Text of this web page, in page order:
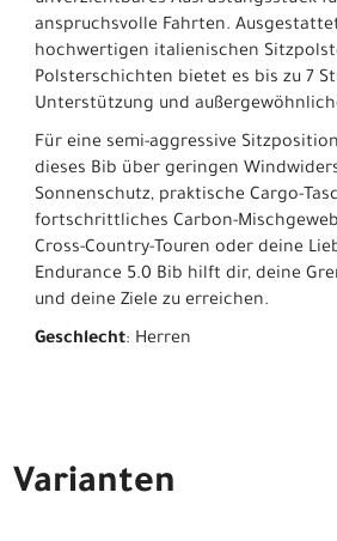
anspruchsvolle Fahrten.
hochwertigen italienischen
Polsterschichten bietet es bis zu 7
Unterstützung und
Für eine semi-aggressive
dieses Bib über geringen
Sonnenschutz, praktische Cargo-
fortschrittliches Carbon-
Cross-Country-Touren oder deine
Endurance 5.0 Bib hilft dir, deine
und deine Ziele zu erreichen.
Geschlecht: Herren
Varianten